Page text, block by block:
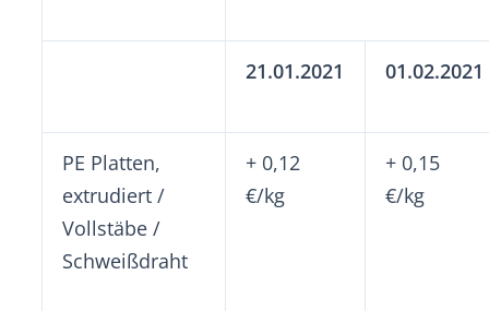
21.01.2021 01.02.2021
PE Platten,
extrudiert /
Vollstäbe /
Schweißdraht
+ 0,12
€/kg
+ 0,15
€/kg